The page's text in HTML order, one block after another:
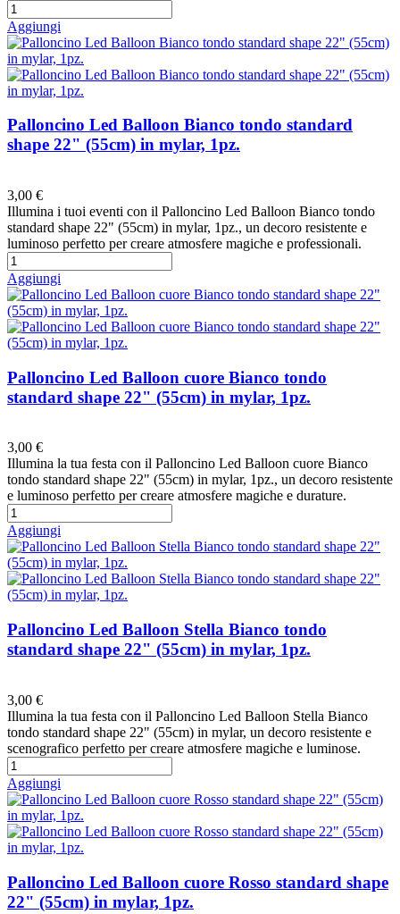
Aggiungi
Palloncino Led Balloon Bianco tondo standard
shape 22" (55cm) in mylar, 1pz.
3,00 €
Illumina i tuoi eventi con il Palloncino Led Balloon Bianco tondo
standard shape 22" (55cm) in mylar, 1pz., un decoro resistente e
luminoso perfetto per creare atmosfere magiche e professionali.
Aggiungi
Palloncino Led Balloon cuore Bianco tondo
standard shape 22" (55cm) in mylar, 1pz.
3,00 €
Illumina la tua festa con il Palloncino Led Balloon cuore Bianco
tondo standard shape 22" (55cm) in mylar, 1pz., un decoro resistente
e luminoso perfetto per creare atmosfere magiche e durature.
Aggiungi
Palloncino Led Balloon Stella Bianco tondo
standard shape 22" (55cm) in mylar, 1pz.
3,00 €
Illumina la tua festa con il Palloncino Led Balloon Stella Bianco
tondo standard shape 22" (55cm) in mylar, un decoro resistente e
scenografico perfetto per creare atmosfere magiche e luminose.
Aggiungi
Palloncino Led Balloon cuore Rosso standard shape
22" (55cm) in mylar, 1pz.